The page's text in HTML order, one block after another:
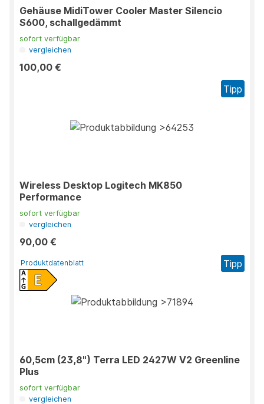
Gehäuse MidiTower Cooler Master Silencio
S600, schallgedämmt
sofort verfügbar
vergleichen
100,00 €
Tipp
Wireless Desktop Logitech MK850
Performance
sofort verfügbar
vergleichen
90,00 €
Produktdatenblatt Tipp
60,5cm (23,8") Terra LED 2427W V2 Greenline
Plus
sofort verfügbar
vergleichen